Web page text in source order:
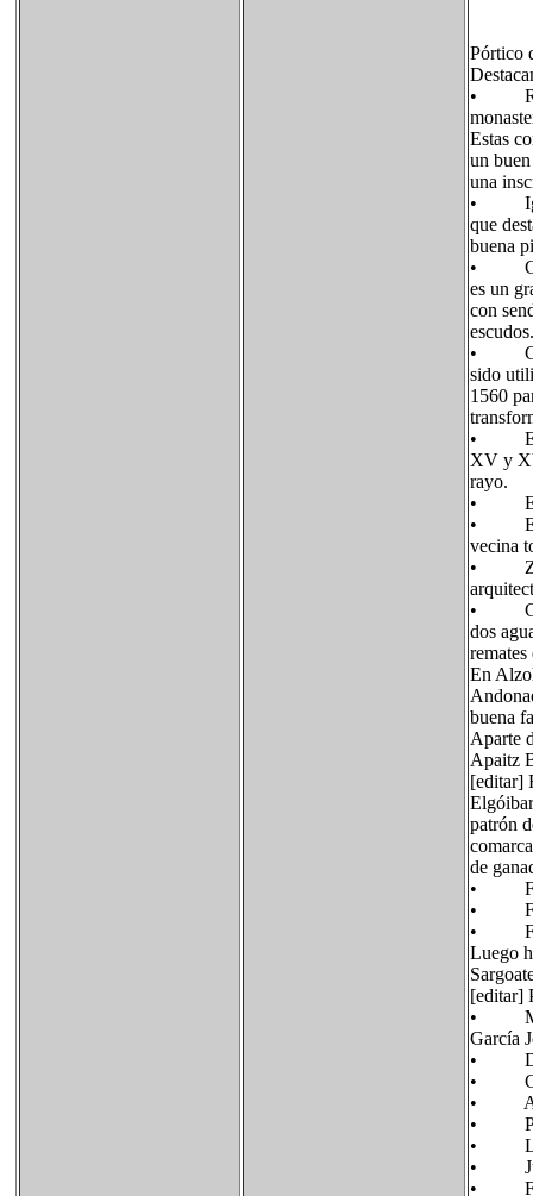
Pórtico
•
Estas
un
una
•
que
buena
• Casa
es un
con
• Casa
sido
1560
•
XV y
rayo.
•
•
vecina
•
•
dos
En
buena
Aparte
Apaitz
[editar]
patrón
de
•
•
•
Luego
[editar]
•
García
•
•
•
•
• Luis
•
•